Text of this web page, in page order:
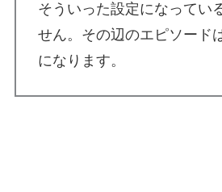
そういった設定になってい
せん。その辺のエピソード
になります。